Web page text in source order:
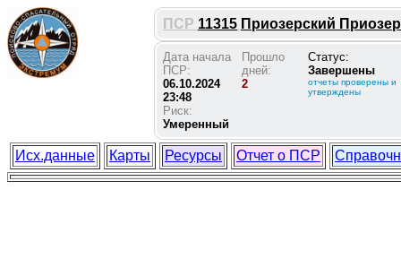
ПСР 11315 Приозерский
Дата начала
ПСР:
06.10.2024
23:48
Риск:
Умеренный
Прошло
дней:
2
Статус:
Завершены
отчеты проверены и
утверждены
Исх.данные Карты Ресурсы Отчет о ПСР